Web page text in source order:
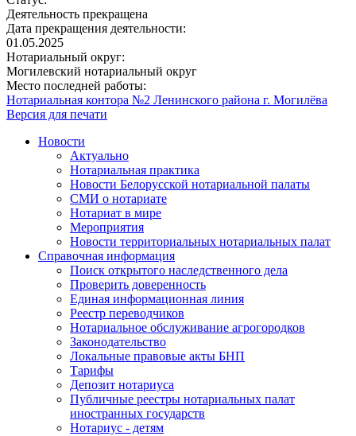
Деятельность прекращена
Дата прекращения деятельности:
01.05.2025
Нотариальный округ:
Могилевский нотариальный округ
Место последней работы:
Нотариальная контора №2 Ленинского района г. Могилёва
Версия для печати
Новости
Актуально
Нотариальная практика
Новости Белорусской нотариальной палаты
СМИ о нотариате
Нотариат в мире
Мероприятия
Новости территориальных нотариальных палат
Справочная информация
Поиск открытого наследственного дела
Проверить доверенность
Единая информационная линия
Реестр переводчиков
Нотариальное обслуживание агрогородков
Законодательство
Локальные правовые акты БНП
Тарифы
Депозит нотариуса
Публичные реестры нотариальных палат
иностранных государств
Нотариус - детям